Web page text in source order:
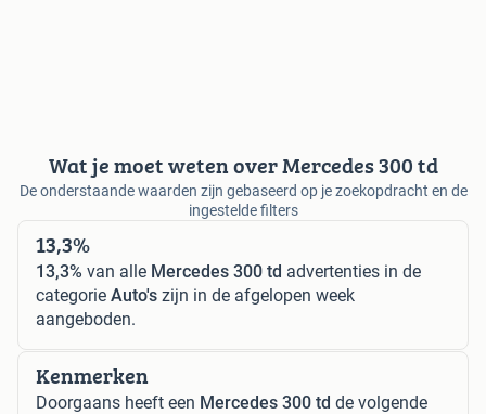
Wat je moet weten over Mercedes 300 td
De onderstaande waarden zijn gebaseerd op je zoekopdracht en de
ingestelde filters
13,3%
13,3% van alle Mercedes 300 td advertenties in de
categorie Auto's zijn in de afgelopen week
aangeboden.
Kenmerken
Doorgaans heeft een Mercedes 300 td de volgende